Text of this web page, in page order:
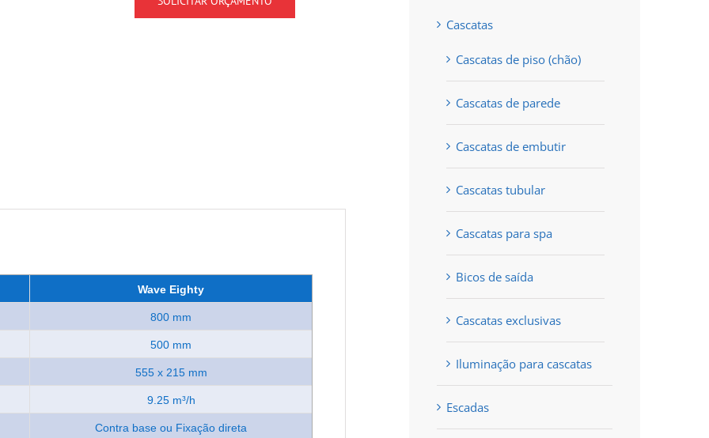
Wave Eighty
800 mm
500 mm
555 x 215 mm
9.25 m³/h
Contra base ou Fixação direta
Cascatas
Cascatas de piso (chão)
Cascatas de parede
Cascatas de embutir
Cascatas tubular
Cascatas para spa
Bicos de saída
Cascatas exclusivas
Iluminação para cascatas
Escadas